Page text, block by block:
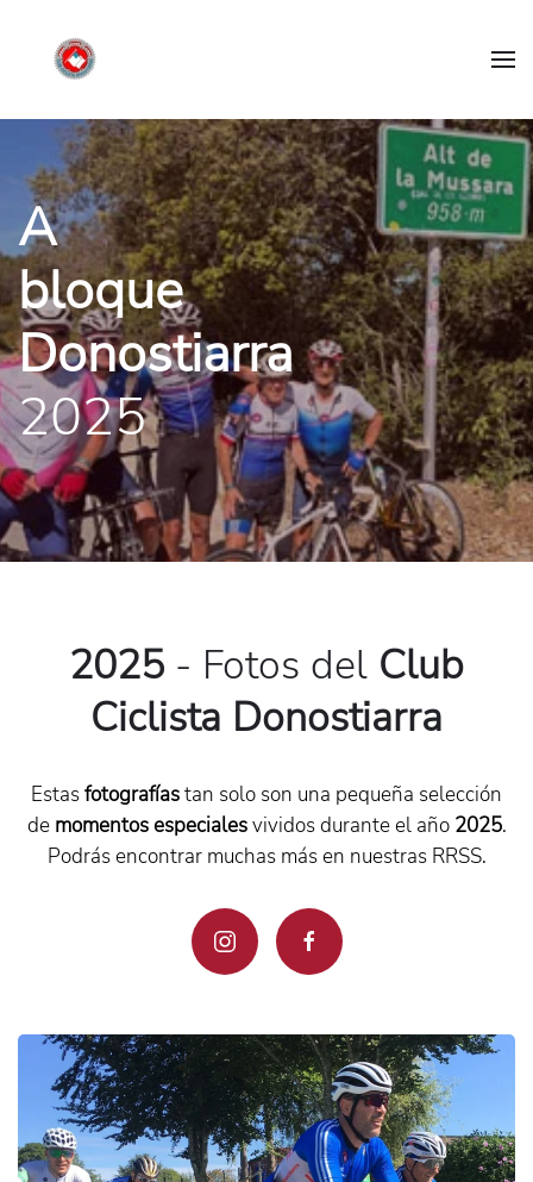
A
bloque
Donostiarra
2025
2025 - Fotos del Club
Ciclista Donostiarra
Estasfotografíastan solo son una pequeña selección
de momentos especialesvividos durante el año 2025.
Podrás encontrar muchas más en nuestras RRSS.